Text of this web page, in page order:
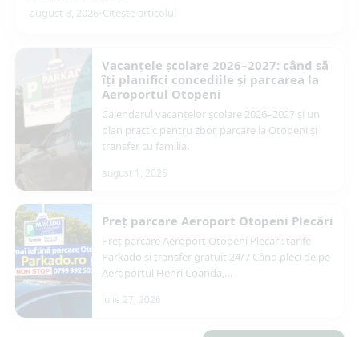
august 8, 2026 Citește articolul
Vacanțele școlare 2026–2027: când să
îți planifici concediile și parcarea la
Aeroportul Otopeni
Calendarul vacanțelor școlare 2026–2027 și un
plan practic pentru zbor, parcare la Otopeni și
transfer cu familia.
august 1, 2026
Preț parcare Aeroport Otopeni Plecări
Preț parcare Aeroport Otopeni Plecări: tarife
Parkado și transfer gratuit 24/7 Când pleci de pe
Aeroportul Henri Coandă,…
iulie 27, 2026